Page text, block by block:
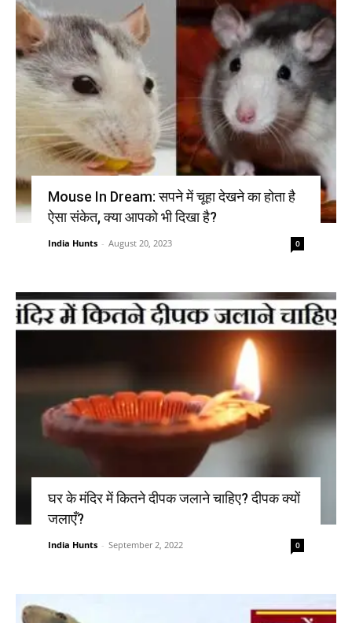
Mouse In Dream: सपने में चूहा देखने का होता है
ऐसा संकेत, क्या आपको भी दिखा है?
India Hunts - August 20, 2023 0
घर के मंदिर में कितने दीपक जलाने चाहिए? दीपक क्यों
जलाएँ?
India Hunts - September 2, 2022 0